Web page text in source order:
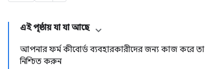
এই পৃষ্ঠায় যা যা আছে
আপনার ফর্ম কীবোর্ড ব্যবহারকারীদের জন্য কাজ করে তা
নিশ্চিত করুন